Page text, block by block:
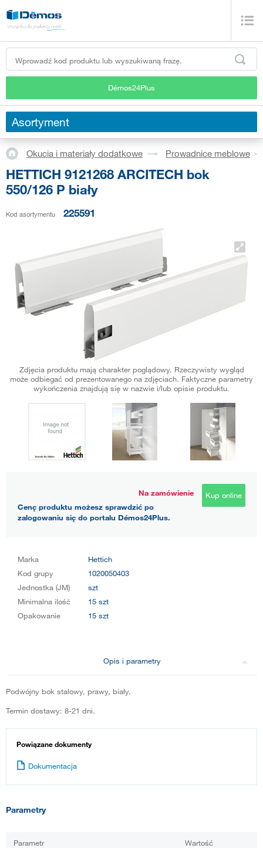
Démos24Plus
Asortyment
Okucia i materiały dodatkowe Prowadnice meblowe
HETTICH 9121268 ARCITECH bok
550/126 P biały
Kod asortymentu 225591
Zdjęcia produktu mają charakter poglądowy. Rzeczywisty wygląd
może odbiegać od prezentowanego na zdjęciach. Faktyczne parametry
wykończenia znajdują się w nazwie i/lub opisie produktu.
Na zamówienie
Cenę produktu możesz sprawdzić po
zalogowaniu się do portalu Démos24Plus.
Kup online
Marka
Hettich
Kod grupy
1020050403
Jednostka (JM)
szt
Minimalna ilość
15 szt
Opakowanie
15 szt
Opis i parametry
Podwójny bok stalowy, prawy, biały.
Termin dostawy: 8-21 dni.
Powiązane dokumenty
Dokumentacja
Parametry
Parametr Wartość